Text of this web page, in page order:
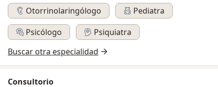
Otorrinolaringólogo
Pediatra
Psicólogo
Psiquiatra
Buscar otra especialidad
Consultorio